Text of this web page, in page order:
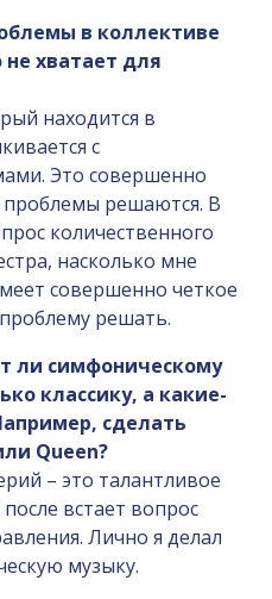
в коллективе
хватает для
находится в
с
Это совершенно
решаются. В
количественного
насколько мне
совершенно четкое
решать.
ли симфоническому
классику, а какие-
сделать
Queen?
– это талантливое
встает вопрос
Лично я делал
музыку.